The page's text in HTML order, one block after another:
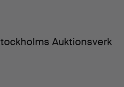
Auktionsverk